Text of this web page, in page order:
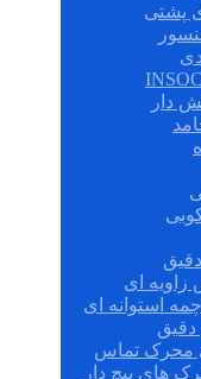
دار
زاویه ای
استوانه ای
محرک تماس
های پیچ دار